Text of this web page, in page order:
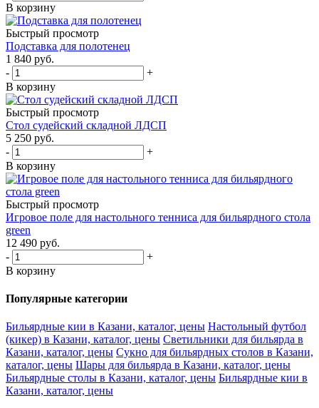
В корзину
Быстрый просмотр
Подставка для полотенец
1 840 руб.
-
+
В корзину
Быстрый просмотр
Стол судейский складной ЛДСП
5 250 руб.
-
+
В корзину
Быстрый просмотр
Игровое поле для настольного тенниса для бильярдного стола
green
12 490 руб.
-
+
В корзину
Популярные категории
Бильярдные кии в Казани, каталог, цены Настольный футбол
(кикер) в Казани, каталог, цены Светильники для бильярда в
Казани, каталог, цены Сукно для бильярдных столов в Казани,
каталог, цены Шары для бильярда в Казани, каталог, цены
Бильярдные столы в Казани, каталог, цены Бильярдные кии в
Казани, каталог, цены